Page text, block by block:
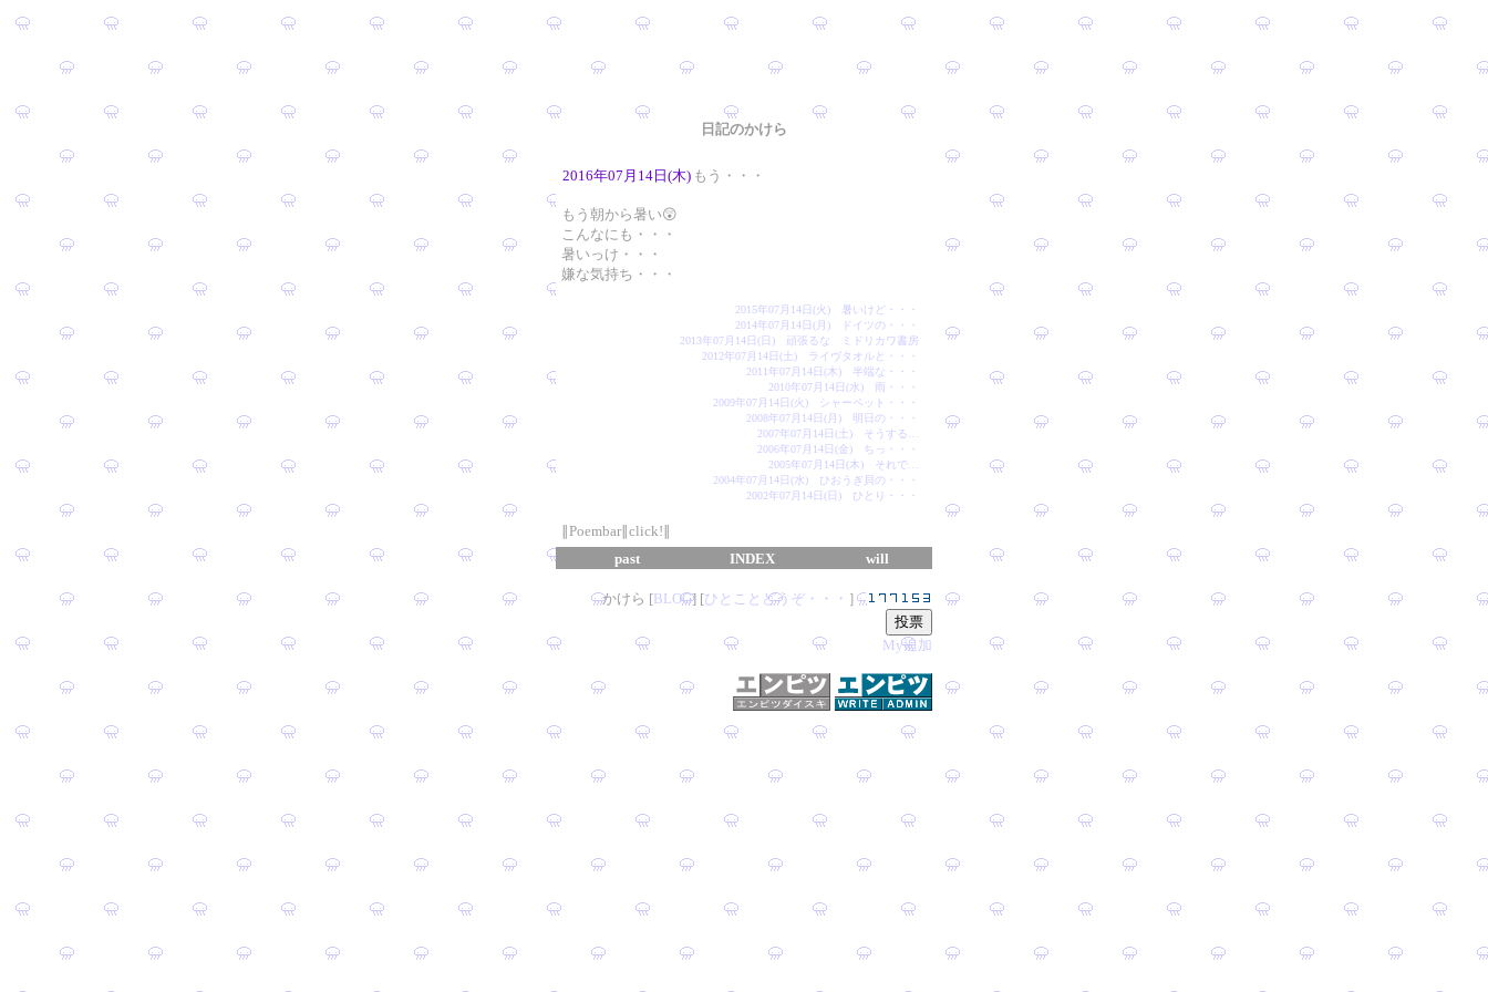
日記のかけら
2016年07月14日(木) もう・・・
もう朝から暑い😲
こんなにも・・・
暑いっけ・・・
嫌な気持ち・・・
2015年07月14日(火) 暑いけど・・・
2014年07月14日(月) ドイツの・・・
2013年07月14日(日) 頑張るな ミドリカワ書房
2012年07月14日(土) ライヴタオルと・・・
2011年07月14日(木) 半端な・・・
2010年07月14日(水) 雨・・・
2009年07月14日(火) シャーペット・・・
2008年07月14日(月) 明日の・・・
2007年07月14日(土) そうする…
2006年07月14日(金) ちっ・・・
2005年07月14日(木) それで…
2004年07月14日(水) ひおうぎ貝の・・・
2002年07月14日(日) ひとり・・・
∥Poembar∥click!∥
past
INDEX will
かけら [BLOG] [ひとことどうぞ・・・ ］
My追加